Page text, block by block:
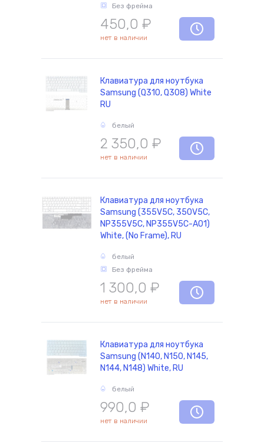
Без фрейма
450,0 ₽
нет в наличии
Клавиатура для ноутбука
Samsung (Q310, Q308) White
RU
белый
2 350,0 ₽
нет в наличии
Клавиатура для ноутбука
Samsung (355V5C, 350V5C,
NP355V5C, NP355V5C-A01)
White, (No Frame), RU
белый
Без фрейма
1 300,0 ₽
нет в наличии
Клавиатура для ноутбука
Samsung (N140, N150, N145,
N144, N148) White, RU
белый
990,0 ₽
нет в наличии